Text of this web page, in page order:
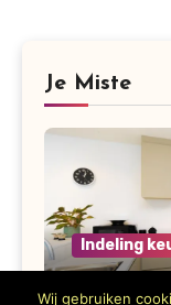
Je Miste
Indeling
Wij gebruiken